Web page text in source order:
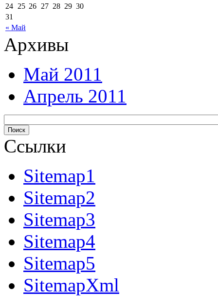
« Май
24 25 26 27 28 29 30
31
Архивы
Май 2011
Апрель 2011
Ссылки
Sitemap1
Sitemap2
Sitemap3
Sitemap4
Sitemap5
SitemapXml